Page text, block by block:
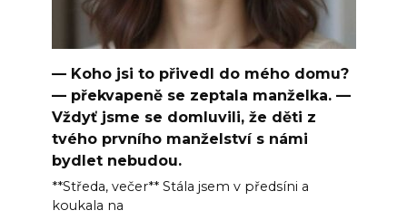
— Koho jsi to přivedl do mého domu?
— překvapeně se zeptala manželka. —
Vždyť jsme se domluvili, že děti z
tvého prvního manželství s námi
bydlet nebudou.
**Středa, večer** Stála jsem v předsíni a
koukala na